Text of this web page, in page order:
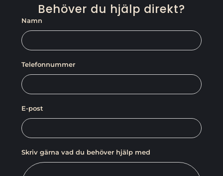
Behöver du hjälp direkt?
Namn
Telefonnummer
E-post
Skriv gärna vad du behöver hjälp med